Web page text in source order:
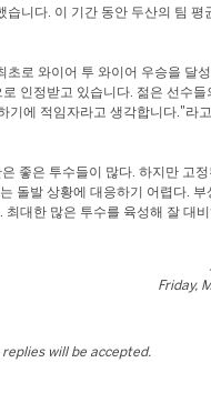
니다. 이 기간 동안 두산의 팀 평
초로 와이어 투 와이어 우승을 달
인정받고 있습니다. 젊은 선수들
기에 적임자라고 생각합니다."라
좋은 투수들이 많다. 하지만 고
돌발 상황에 대응하기 어렵다. 부
최대한 많은 투수를 육성해 잘 대
Friday,
will be accepted.